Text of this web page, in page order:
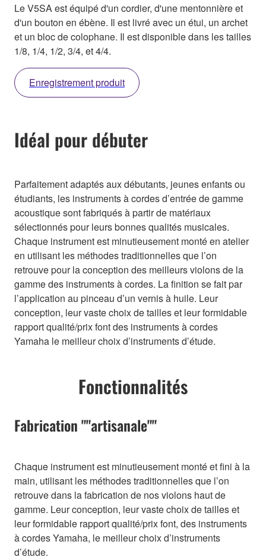
Le V5SA est équipé d'un cordier, d'une mentonnière et
d'un bouton en ébène. Il est livré avec un étui, un archet
et un bloc de colophane. Il est disponible dans les tailles
1/8, 1/4, 1/2, 3/4, et 4/4.
Enregistrement produit
Idéal pour débuter
Parfaitement adaptés aux débutants, jeunes enfants ou
étudiants, les instruments à cordes d’entrée de gamme
acoustique sont fabriqués à partir de matériaux
sélectionnés pour leurs bonnes qualités musicales.
Chaque instrument est minutieusement monté en atelier
en utilisant les méthodes traditionnelles que l’on
retrouve pour la conception des meilleurs violons de la
gamme des instruments à cordes. La finition se fait par
l’application au pinceau d’un vernis à huile. Leur
conception, leur vaste choix de tailles et leur formidable
rapport qualité/prix font des instruments à cordes
Yamaha le meilleur choix d’instruments d’étude.
Fonctionnalités
Fabrication ""artisanale""
Chaque instrument est minutieusement monté et fini à la
main, utilisant les méthodes traditionnelles que l’on
retrouve dans la fabrication de nos violons haut de
gamme. Leur conception, leur vaste choix de tailles et
leur formidable rapport qualité/prix font, des instruments
à cordes Yamaha, le meilleur choix d’instruments
d’étude.